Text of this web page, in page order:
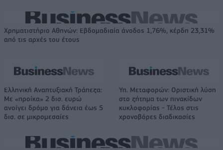
Χρηματιστήριο Αθηνών: Εβδομαδιαία άνοδος 1,76%, κέρδη 23,31%
από τις αρχές του έτους
Ελληνική Αναπτυξιακή Τράπεζα:
Με «προίκα» 2 δισ. ευρώ
ανοίγει δρόμο για δάνεια έως 5
δισ. σε μικρομεσαίες
Υπ. Μεταφορών: Οριστική λύση
στο ζήτημα των πινακίδων
κυκλοφορίας - Τέλος στις
χρονοβόρες διαδικασίες